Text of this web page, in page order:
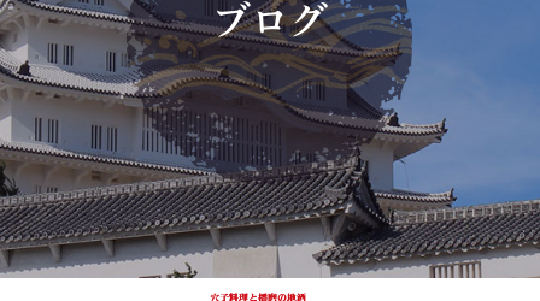
ブログ